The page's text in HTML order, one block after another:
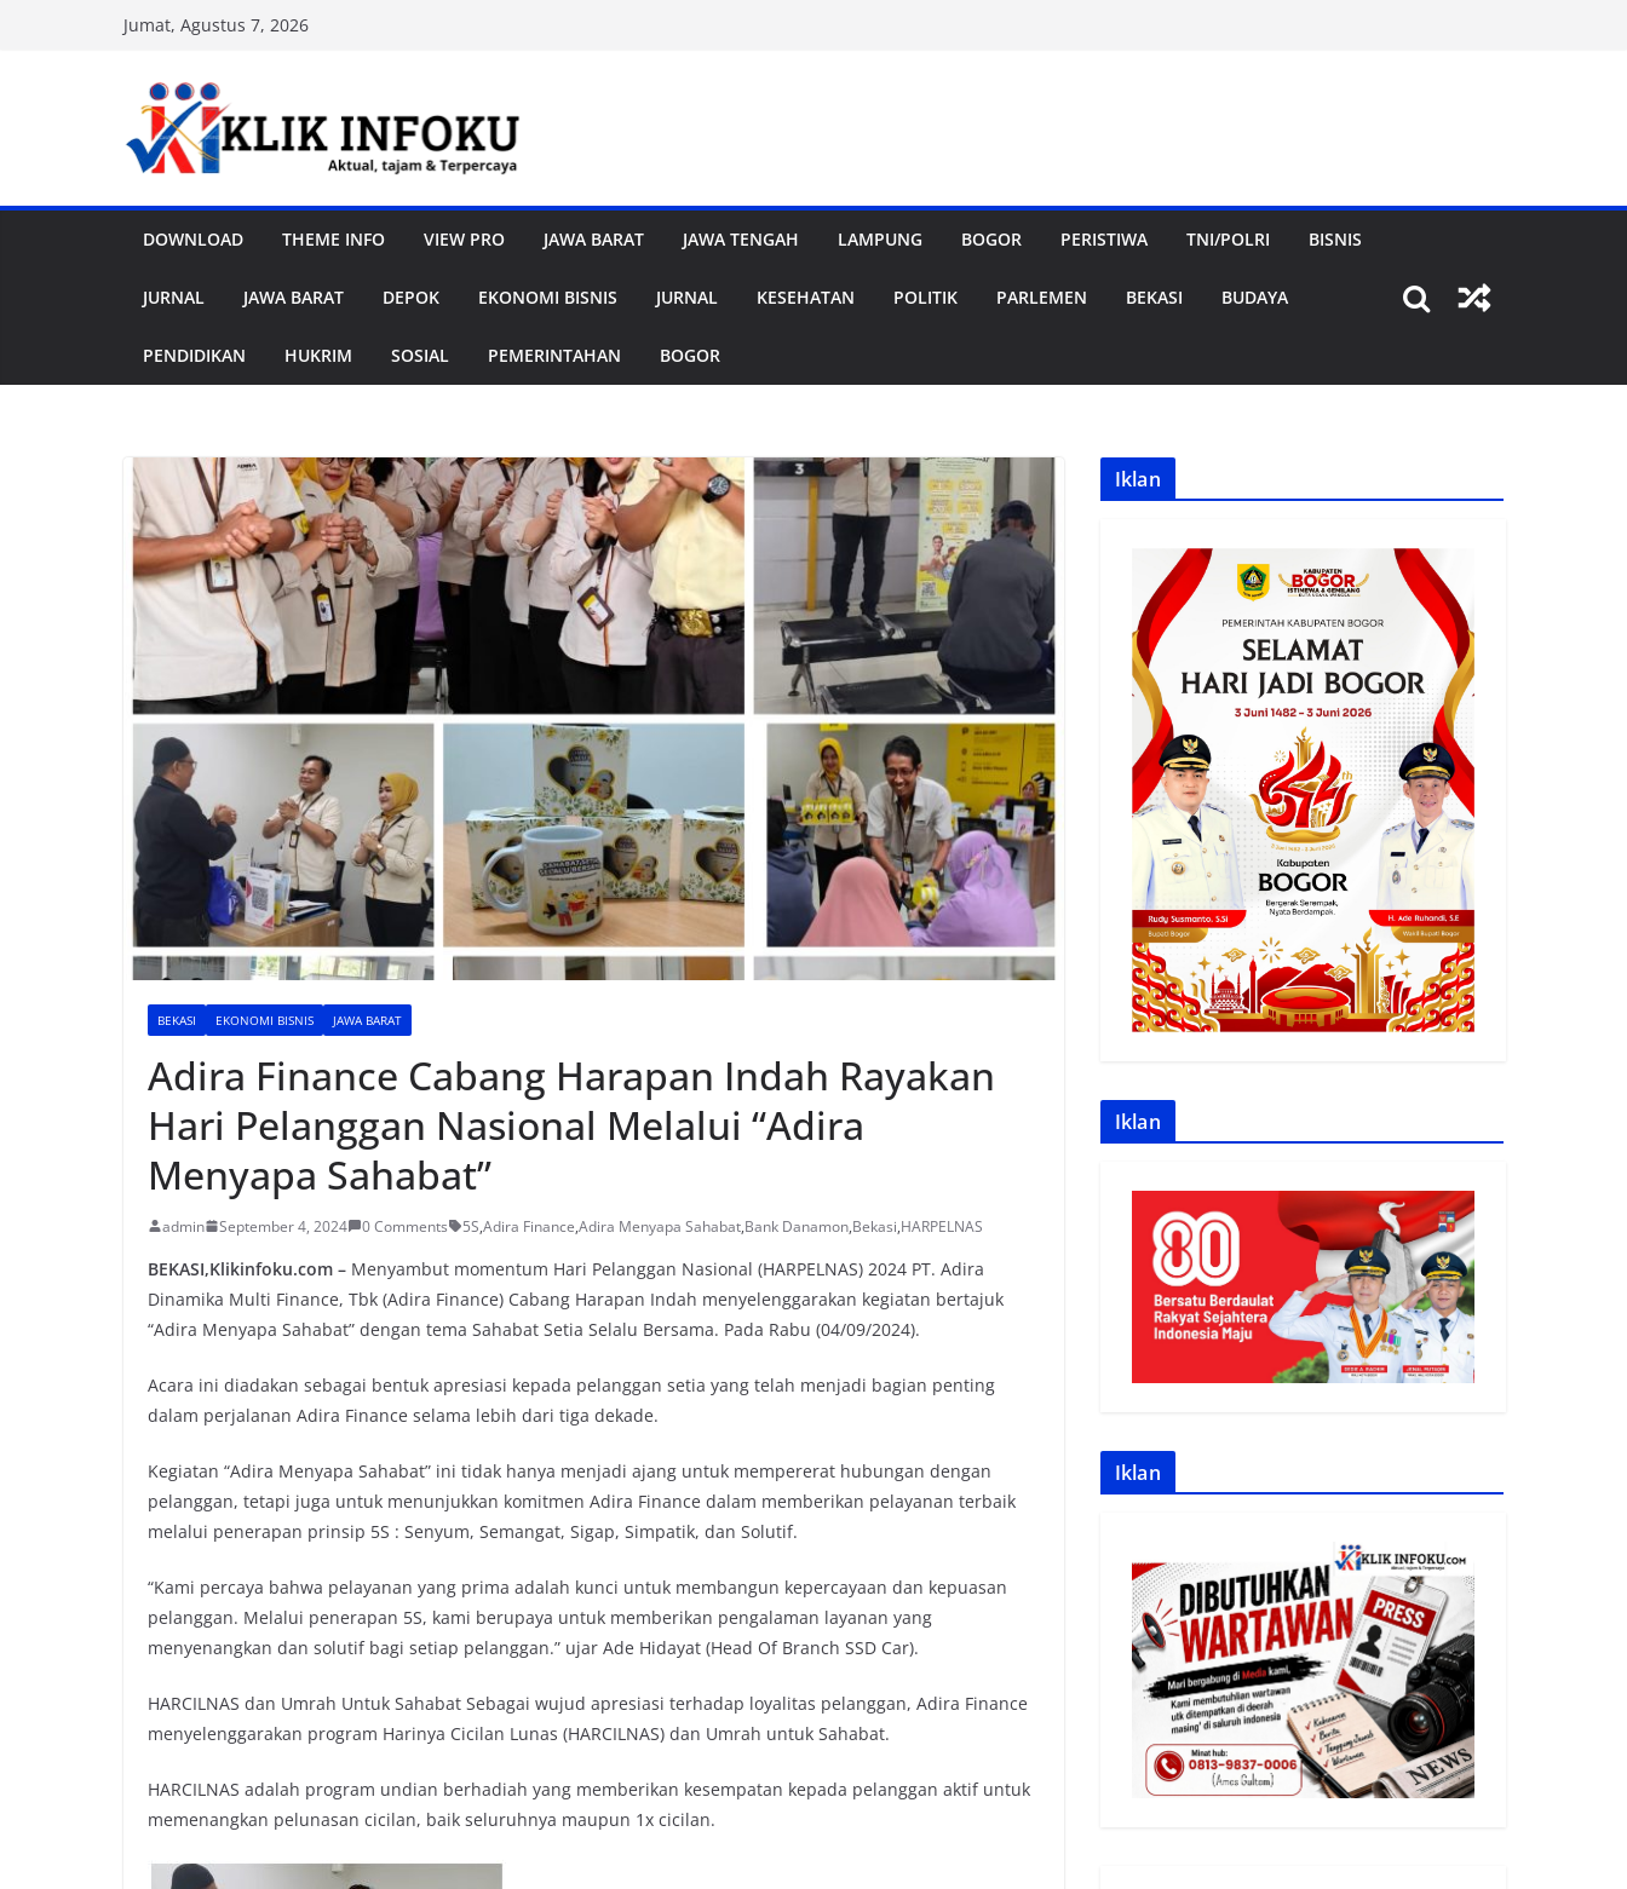
Jumat, Agustus 7, 2026
DOWNLOAD THEME INFO VIEW PRO JAWA BARAT JAWA TENGAH LAMPUNG BOGOR PERISTIWA TNI/POLRI BISNIS
JURNAL JAWA BARAT DEPOK EKONOMI BISNIS JURNAL KESEHATAN POLITIK PARLEMEN BEKASI BUDAYA
PENDIDIKAN HUKRIM SOSIAL PEMERINTAHAN BOGOR
BEKASI EKONOMI BISNIS JAWA BARAT
Adira Finance Cabang Harapan Indah Rayakan
Hari Pelanggan Nasional Melalui “Adira
Menyapa Sahabat”
admin September 4, 2024 0 Comments 5S,Adira Finance,Adira Menyapa Sahabat,Bank Danamon,Bekasi,HARPELNAS
BEKASI,Klikinfoku.com – Menyambut momentum Hari Pelanggan Nasional (HARPELNAS) 2024 PT. Adira
Dinamika Multi Finance, Tbk (Adira Finance) Cabang Harapan Indah menyelenggarakan kegiatan bertajuk
“Adira Menyapa Sahabat” dengan tema Sahabat Setia Selalu Bersama. Pada Rabu (04/09/2024).
Acara ini diadakan sebagai bentuk apresiasi kepada pelanggan setia yang telah menjadi bagian penting
dalam perjalanan Adira Finance selama lebih dari tiga dekade.
Kegiatan “Adira Menyapa Sahabat” ini tidak hanya menjadi ajang untuk mempererat hubungan dengan
pelanggan, tetapi juga untuk menunjukkan komitmen Adira Finance dalam memberikan pelayanan terbaik
melalui penerapan prinsip 5S : Senyum, Semangat, Sigap, Simpatik, dan Solutif.
“Kami percaya bahwa pelayanan yang prima adalah kunci untuk membangun kepercayaan dan kepuasan
pelanggan. Melalui penerapan 5S, kami berupaya untuk memberikan pengalaman layanan yang
menyenangkan dan solutif bagi setiap pelanggan.” ujar Ade Hidayat (Head Of Branch SSD Car).
HARCILNAS dan Umrah Untuk Sahabat Sebagai wujud apresiasi terhadap loyalitas pelanggan, Adira Finance
menyelenggarakan program Harinya Cicilan Lunas (HARCILNAS) dan Umrah untuk Sahabat.
HARCILNAS adalah program undian berhadiah yang memberikan kesempatan kepada pelanggan aktif untuk
memenangkan pelunasan cicilan, baik seluruhnya maupun 1x cicilan.
Iklan
Iklan
Iklan